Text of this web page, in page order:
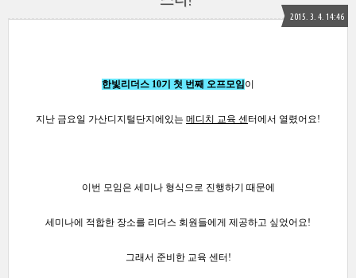
2015. 3. 4. 14:46
한빛리더스 10기 첫 번째 오프모임 이
지난 금요일 가산디지털단지에있는 메디치 교육 센터에서 열렸어요!
이번 모임은 세미나 형식으로 진행하기 때문에
세미나에 적합한 장소를 리더스 회원들에게 제공하고 싶었어요!
그래서 준비한 교육 센터!